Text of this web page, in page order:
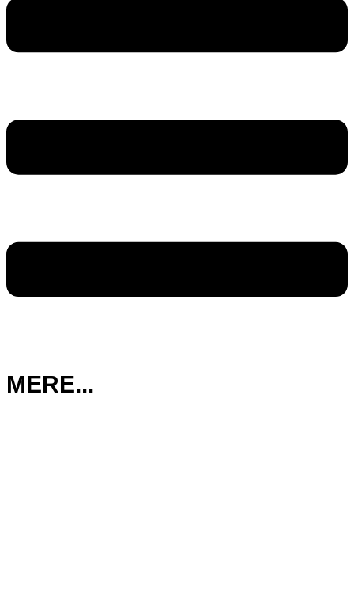
MERE...